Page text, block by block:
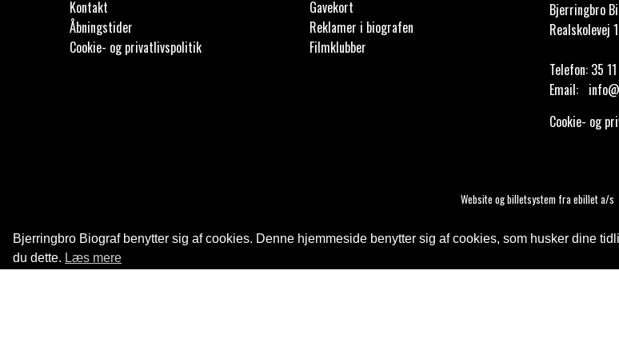
Bjerringbro Biograf benytter sig af cookies. Denne hjemmeside benytter sig af cookies, som husker dine
du dette. Læs mere
Kontakt
Åbningstider
Cookie- og privatlivspolitik
Gavekort
Reklamer i biografen
Filmklubber
Bjerringbro
Realskolevej
Telefon: 35
Email:
Cookie- og
Website og billetsystem fra ebillet a/s